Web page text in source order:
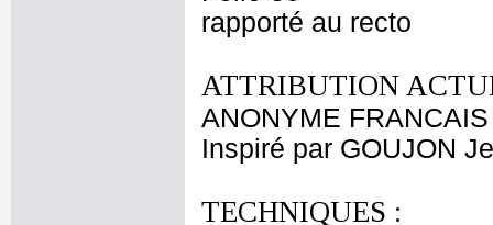
rapporté au recto
ATTRIBUTION
ANONYME
Inspiré par GOUJON
TECHNIQUES :